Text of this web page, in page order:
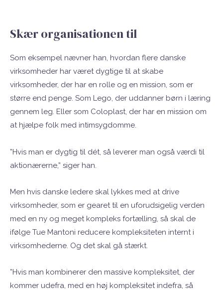
Skær organisationen til
Som eksempel nævner han, hvordan flere danske
virksomheder har været dygtige til at skabe
virksomheder, der har en rolle og en mission, som er
større end penge. Som Lego, der uddanner børn i læring
gennem leg. Eller som Coloplast, der har en mission om
at hjælpe folk med intimsygdomme.
”Hvis man er dygtig til dét, så leverer man også værdi til
aktionærerne,” siger han.
Men hvis danske ledere skal lykkes med at drive
virksomheder, som er gearet til en uforudsigelig verden
med en ny og meget kompleks fortælling, så skal de
ifølge Tue Mantoni reducere kompleksiteten internt i
virksomhederne. Og det skal gå stærkt.
”Hvis man kombinerer den massive kompleksitet, der
kommer udefra, med en høj kompleksitet indefra, så